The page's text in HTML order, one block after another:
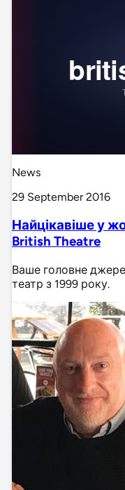
News
29 September 2016
Найцікавіше у
British Theatre
Ваше головне
театр з 1999 року.